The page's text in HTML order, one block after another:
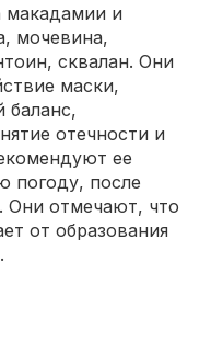
макадамии и
мочевина,
сквалан. Они
маски,
баланс,
отечности и
ее
погоду, после
Они отмечают, что
от образования